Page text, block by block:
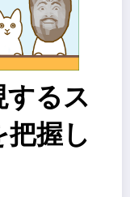
するス
握し